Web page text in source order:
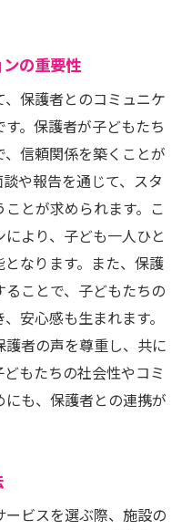
の重要性
保護者とのコミュニケ
。保護者が子どもたち
信頼関係を築くことが
や報告を通じて、スタ
とが求められます。こ
より、子ども一人ひと
なります。また、保護
ことで、子どもたちの
安心感も生まれます。
者の声を尊重し、共に
もたちの社会性やコミ
も、保護者との連携が
ビスを選ぶ際、施設の